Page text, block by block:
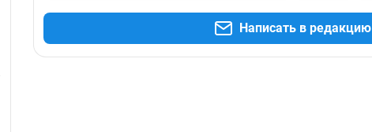
Написать в редакцию